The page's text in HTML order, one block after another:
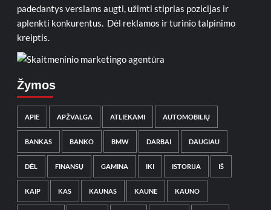
padedantys verslams augti, užimti stiprias pozicijas ir
aplenkti konkurentus. Dėl reklamos ir turinio talpinimo
kreiptis.
Žymos
APIE APŽVALGA ATLIEKAMI AUTOMOBILIŲ
BANKAS BANKO BMW DARBAI DAUGIAU
DĖL FINANSŲ GAMINA IKI ISTORIJA IŠ
KAIP KAS KAUNAS KAUNE KAUNO